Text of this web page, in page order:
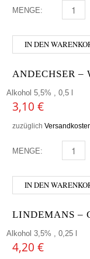
MENGE:
IN DEN
ANDECHSER –
Alkohol 5,5% , 0,5 l
3,10 €
zuzüglich
MENGE:
IN DEN
LINDEMANS –
Alkohol 3,5% , 0,25 l
4,20 €